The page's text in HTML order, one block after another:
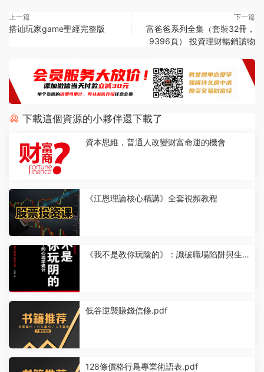
上一篇
搭讪玩家game聖經完整版
下一篇
富爸爸系列全集（套裝32冊，
9396頁） 投資理财暢銷讀物
下載這個資源的小夥伴還下載了
資本思維，普通人改變财富命運的機會
《江恩理論核心精講》全套視頻教程
《我不是教你玩陰的》：識破職場陷阱與生活
低谷逆襲賺錢信條.pdf
128條價格行爲專業術語表.pdf